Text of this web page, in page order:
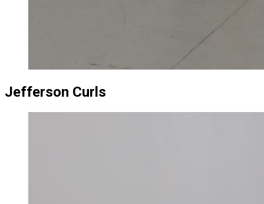
Jefferson Curls